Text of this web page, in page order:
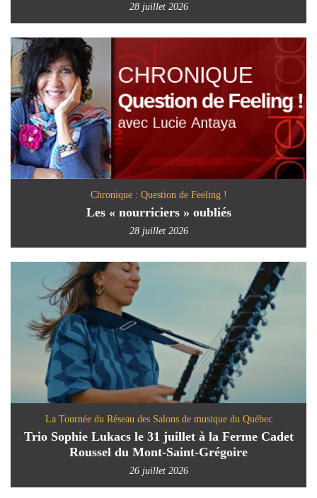
28 juillet 2026
Chronique : Question de Feeling !
Les « nourriciers » oubliés
28 juillet 2026
La Tournée du Réseau des Salons de musique du Québec
Trio Sophie Lukacs le 31 juillet à la Ferme Cadet
Roussel du Mont-Saint-Grégoire
26 juillet 2026